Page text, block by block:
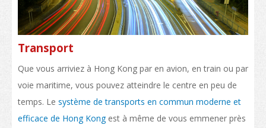
Frais de scolarité et dépenses courantes
Bourses d’études
Stage et travail à temps partiel
Universités et enseignement supérieur
Liste des programmes
Transport
Que vous arriviez à Hong Kong par en avion, en train ou par
voie maritime, vous pouvez atteindre le centre en peu de
temps. Le système de transports en commun moderne et
efficace de Hong Kongest à même de vous emmener près